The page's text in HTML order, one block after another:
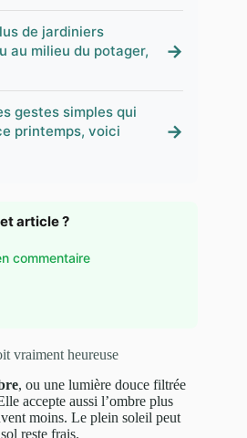
de jardiniers
au milieu du potager,
→
gestes simples qui
printemps, voici
→
article ?
commentaire
vraiment heureuse
, ou une lumière douce filtrée
accepte aussi l’ombre plus
moins. Le plein soleil peut
reste frais.